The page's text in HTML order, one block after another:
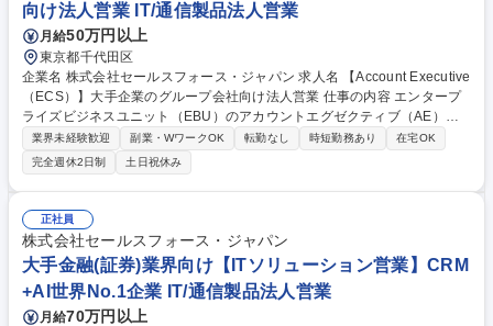
向け法人営業 IT/通信製品法人営業
月給50万円以上
東京都千代田区
企業名 株式会社セールスフォース・ジャパン 求人名 【Account Executive
（ECS）】大手企業のグループ会社向け法人営業 仕事の内容 エンタープ
ライズビジネスユニット（EBU）のアカウントエグゼクティブ（AE）と
連携し、大手エンタープライズ企業のグループ会社に対するSalesforceソ
リューションの提案営業を担当します。既存顧客への深耕 営業と新規開拓
営業の双方を担い、顧客の課題解決と事業成長を支援するとともに、売上
目標の達成を目指します。市場・業界分析やテリトリー戦略の立案、ター
ゲットアカウントの選定からパイプライン創出、提案、クロージングまで
一貫して担当します。セールスエンジニアやプロフェッショナルサービス
など社内外の関係者と連携し、最適なソリューションを提案することで顧
客の事業成長に貢献します。 募集職種 【Account Executive（ECS）】大
手企業のグループ会社向け法人営業
業界未経験歓迎 副業・WワークOK 転勤なし 時短勤務あり
在宅OK
完全週休2日制
土日祝休み
正社員
株式会社セールスフォース・ジャパン
大手金融(証券)業界向け【ITソリューション営業】CRM
+AI世界No.1企業 IT/通信製品法人営業
月給70万円以上